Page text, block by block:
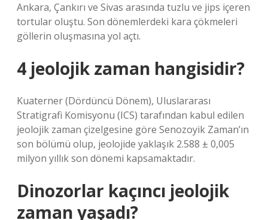
Ankara, Çankırı ve Sivas arasında tuzlu ve jips içeren
tortular oluştu. Son dönemlerdeki kara çökmeleri
göllerin oluşmasına yol açtı.
4 jeolojik zaman hangisidir?
Kuaterner (Dördüncü Dönem), Uluslararası
Stratigrafi Komisyonu (ICS) tarafından kabul edilen
jeolojik zaman çizelgesine göre Senozoyik Zaman’ın
son bölümü olup, jeolojide yaklaşık 2.588 ± 0,005
milyon yıllık son dönemi kapsamaktadır.
Dinozorlar kaçıncı jeolojik
zaman yaşadı?